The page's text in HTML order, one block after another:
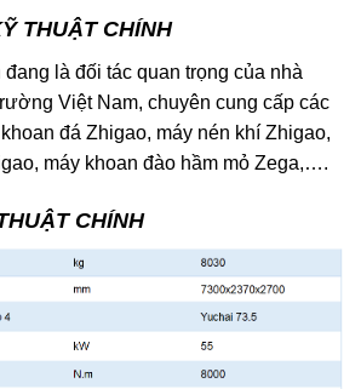
THUẬT CHÍNH
là đối tác quan trọng của nhà
Việt Nam, chuyên cung cấp các
đá Zhigao, máy nén khí Zhigao,
máy khoan đào hầm mỏ Zega,….
CHÍNH